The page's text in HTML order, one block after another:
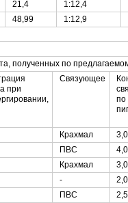
21,4 1:12,4
48,99 1:12,9
полученных по
при
Связующее
по
Крахмал
3,0
ПВС
4,0
Крахмал
3,0
-
2,0
ПВС 2,5